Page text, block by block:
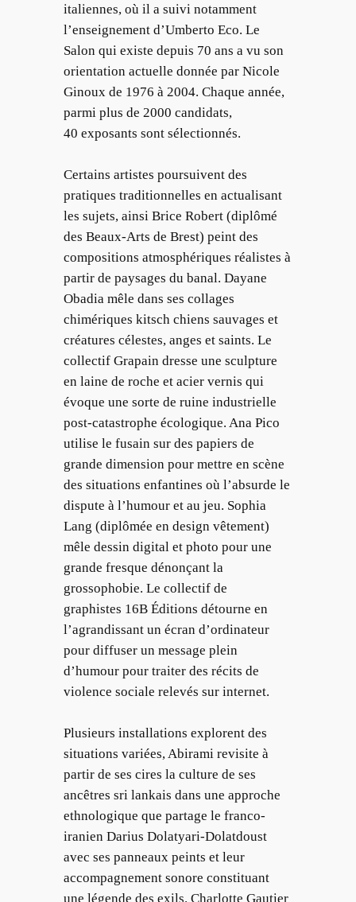
italiennes, où il a suivi notamment
l’enseignement d’Umberto Eco. Le
Salon qui existe depuis 70 ans a vu son
orientation actuelle donnée par Nicole
Ginoux de 1976 à 2004. Chaque année,
parmi plus de 2000 candidats,
40 exposants sont sélectionnés.
Certains artistes poursuivent des
pratiques traditionnelles en actualisant
les sujets, ainsi Brice Robert (diplômé
des Beaux-Arts de Brest) peint des
compositions atmosphériques réalistes à
partir de paysages du banal. Dayane
Obadia mêle dans ses collages
chimériques kitsch chiens sauvages et
créatures célestes, anges et saints. Le
collectif Grapain dresse une sculpture
en laine de roche et acier vernis qui
évoque une sorte de ruine industrielle
post-catastrophe écologique. Ana Pico
utilise le fusain sur des papiers de
grande dimension pour mettre en scène
des situations enfantines où l’absurde le
dispute à l’humour et au jeu. Sophia
Lang (diplômée en design vêtement)
mêle dessin digital et photo pour une
grande fresque dénonçant la
grossophobie. Le collectif de
graphistes 16B Éditions détourne en
l’agrandissant un écran d’ordinateur
pour diffuser un message plein
d’humour pour traiter des récits de
violence sociale relevés sur internet.
Plusieurs installations explorent des
situations variées, Abirami revisite à
partir de ses cires la culture de ses
ancêtres sri lankais dans une approche
ethnologique que partage le franco-
iranien Darius Dolatyari-Dolatdoust
avec ses panneaux peints et leur
accompagnement sonore constituant
une légende des exils. Charlotte Gautier